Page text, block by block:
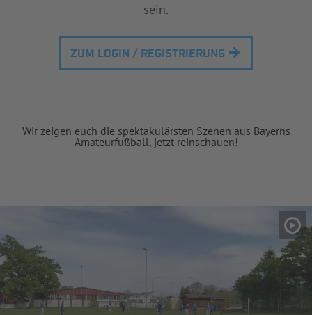
sein.
ZUM LOGIN / REGISTRIERUNG
Wir zeigen euch die spektakulärsten Szenen aus Bayerns
Amateurfußball, jetzt reinschauen!